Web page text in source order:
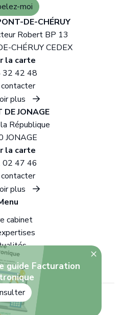
guide Facturation
×
04 78 32 42 48
Nous contacter
moi
DE-CHÉRUY
Robert BP 13
CHÉRUY CEDEX
la carte
32 42 48
plus
DE JONAGE
République
JONAGE
la carte
47 46
plus
cabinet
par Les Echos Publishing